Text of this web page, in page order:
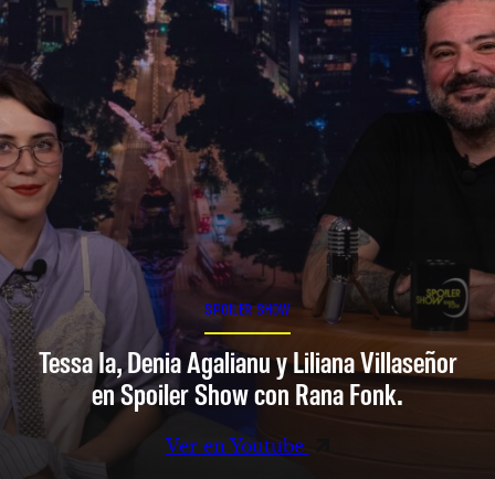
SPOILER SHOW
Tessa Ia, Denia Agalianu y Liliana Villaseñor
en Spoiler Show con Rana Fonk.
Ver en Youtube